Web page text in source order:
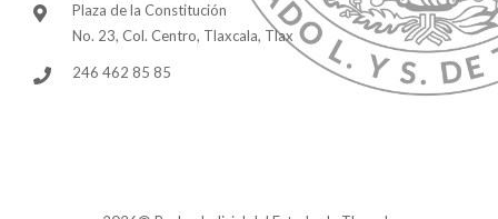
Plaza de la Constitución
No. 23, Col. Centro, Tlaxcala, Tlax
246 462 85 85